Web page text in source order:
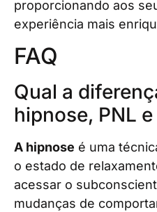
proporcionando aos
experiência mais
FAQ
Qual a
hipnose, PNL
A hipnose é uma
o estado de
acessar o
mudanças de